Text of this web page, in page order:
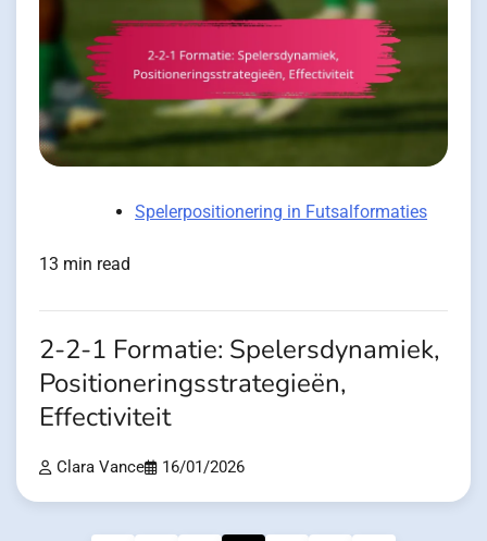
Spelerpositionering in Futsalformaties
13 min read
2-2-1 Formatie: Spelersdynamiek,
Positioneringsstrategieën,
Effectiviteit
Clara Vance 16/01/2026